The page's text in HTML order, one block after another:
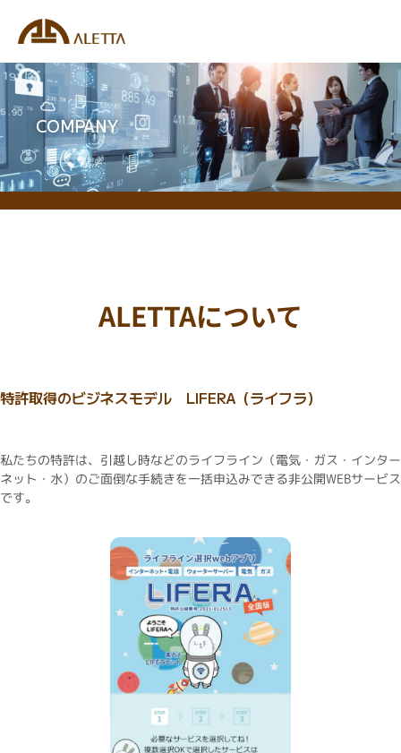
COMPANY
ALETTAについて
特許取得のビジネスモデル LIFERA（ライフラ）
私たちの特許は、引越し時などのライフライン（電気・ガス・インター
ネット・水）のご面倒な手続きを一括申込みできる非公開WEBサービス
です。